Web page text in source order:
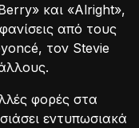
και «Alright»,
από τους
τον Stevie
φορές στα
εντυπωσιακά